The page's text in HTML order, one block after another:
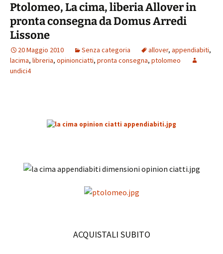
Ptolomeo, La cima, liberia Allover in
pronta consegna da Domus Arredi
Lissone
20 Maggio 2010 Senza categoria allover, appendiabiti,
lacima, libreria, opinionciatti, pronta consegna, ptolomeo
undici4
ACQUISTALI SUBITO